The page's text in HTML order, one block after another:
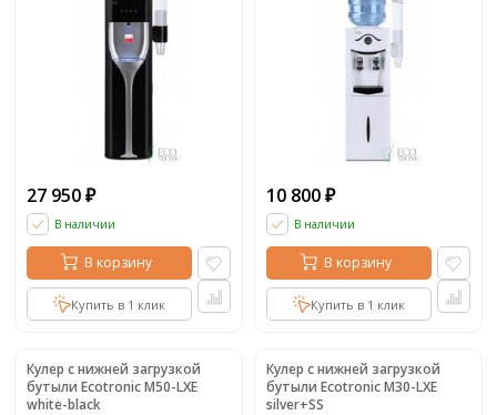
27 950 ₽
В наличии
В корзину
Купить в 1 клик
10 800 ₽
В наличии
В корзину
Купить в 1 клик
Кулер с нижней загрузкой
бутыли Ecotronic M50-LXE
white-black
Кулер с нижней загрузкой
бутыли Ecotronic M30-LXE
silver+SS